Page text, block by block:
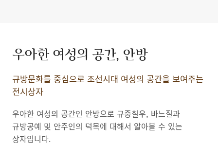
우아한 여성의 공간, 안방
규방문화를 중심으로 조선시대 여성의 공간을 보여주는
전시상자
우아한 여성의 공간인 안방으로 규중칠우, 바느질과
규방공예 및 안주인의 덕목에 대해서 알아볼 수 있는
상자입니다.